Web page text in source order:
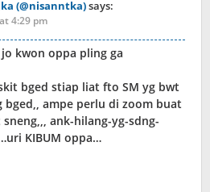
(@nisanntka)says:
4:29 pm
kwon oppa pling ga
bged stiap liat fto SM yg bwt
bged,, ampe perlu di zoom buat
ank-hilang-yg-sdng-
KIBUM oppa…